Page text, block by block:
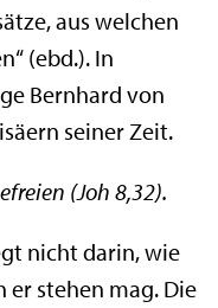
aus welchen
(ebd.). In
Bernhard von
seiner Zeit.
(Joh 8,32).
nicht darin, wie
er stehen mag. Die